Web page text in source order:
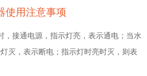
使用注意事项
，接通电源，指示灯亮，表示通电；当水
灭，表示断电；指示灯时亮时灭，则表